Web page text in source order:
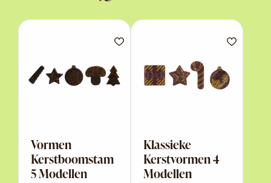
Vormen
Kerstboomstam
5 Modellen
Klassieke
Kerstvormen 4
Modellen